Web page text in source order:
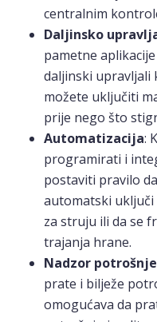
centralnim
Daljinsko
pametne
daljinski upravljali
možete uključiti
prije nego što
Automatizacija:
programirati i
postaviti pravilo
automatski
za struju ili da se
trajanja hrane.
Nadzor potrošnje
prate i bilježe
omogućava da